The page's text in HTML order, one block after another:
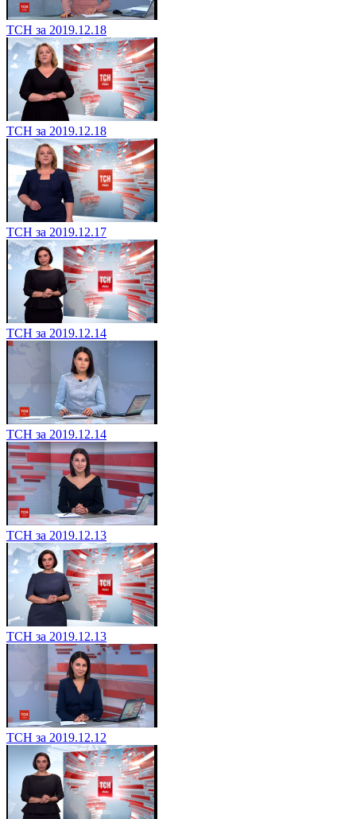
ТСН за 2019.12.18
ТСН за 2019.12.18
ТСН за 2019.12.17
ТСН за 2019.12.14
ТСН за 2019.12.14
ТСН за 2019.12.13
ТСН за 2019.12.13
ТСН за 2019.12.12